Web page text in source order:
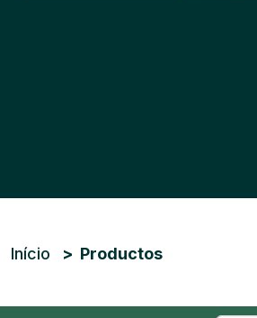
Trilha de navegação
Início Productos